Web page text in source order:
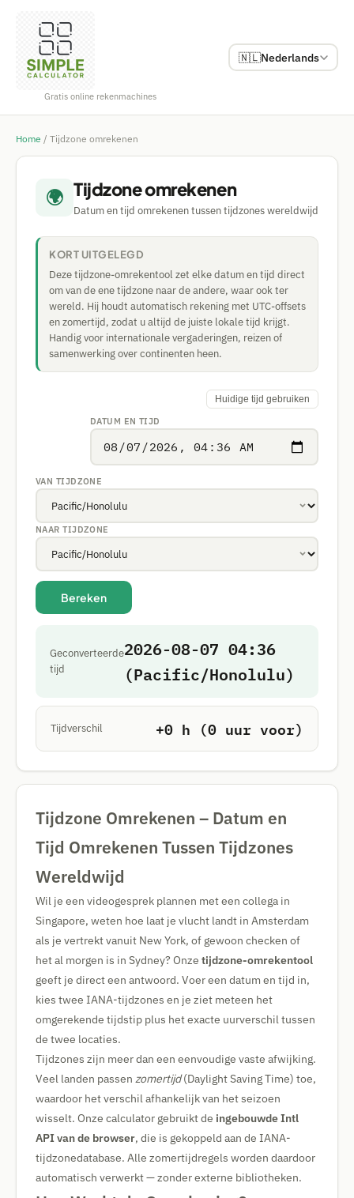
Gratis online rekenmachines
🇳🇱Nederlands
Home / Tijdzone omrekenen
🌍 Tijdzone omrekenen
Datum en tijd omrekenen tussen tijdzones wereldwijd
KORT UITGELEGD
Deze tijdzone-omrekentool zet elke datum en tijd direct
om van de ene tijdzone naar de andere, waar ook ter
wereld. Hij houdt automatisch rekening met UTC-offsets
en zomertijd, zodat u altijd de juiste lokale tijd krijgt.
Handig voor internationale vergaderingen, reizen of
samenwerking over continenten heen.
Huidige tijd gebruiken
DATUM EN TIJD
VAN TIJDZONE
NAAR TIJDZONE
Bereken
Geconverteerde
tijd
2026-08-07 04:36
(Pacific/Honolulu)
Tijdverschil +0 h (0 uur voor)
Tijdzone Omrekenen – Datum en
Tijd Omrekenen Tussen Tijdzones
Wereldwijd
Wil je een videogesprek plannen met een collega in
Singapore, weten hoe laat je vlucht landt in Amsterdam
als je vertrekt vanuit New York, of gewoon checken of
het al morgen is in Sydney? Onze tijdzone-omrekentool
geeft je direct een antwoord. Voer een datum en tijd in,
kies twee IANA-tijdzones en je ziet meteen het
omgerekende tijdstip plus het exacte uurverschil tussen
de twee locaties.
Tijdzones zijn meer dan een eenvoudige vaste afwijking.
Veel landen passen zomertijd(Daylight Saving Time) toe,
waardoor het verschil afhankelijk van het seizoen
wisselt. Onze calculator gebruikt de ingebouwde Intl
API van de browser, die is gekoppeld aan de IANA-
tijdzonedatabase. Alle zomertijdregels worden daardoor
automatisch verwerkt — zonder externe bibliotheken.